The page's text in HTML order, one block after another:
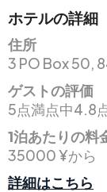
ホテルの詳細
住所
3 PO Box 50,
ゲストの評価
5点満点中4.8
1泊あたりの料
35000 ¥から
詳細はこちら